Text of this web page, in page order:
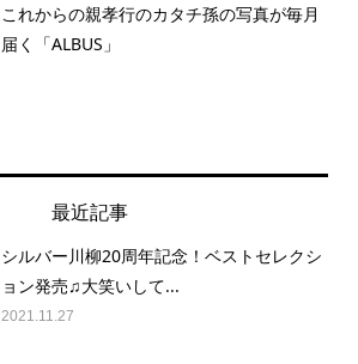
これからの親孝行のカタチ孫の写真が毎月
届く「ALBUS」
最近記事
シルバー川柳20周年記念！ベストセレクシ
ョン発売♫大笑いして...
2021.11.27